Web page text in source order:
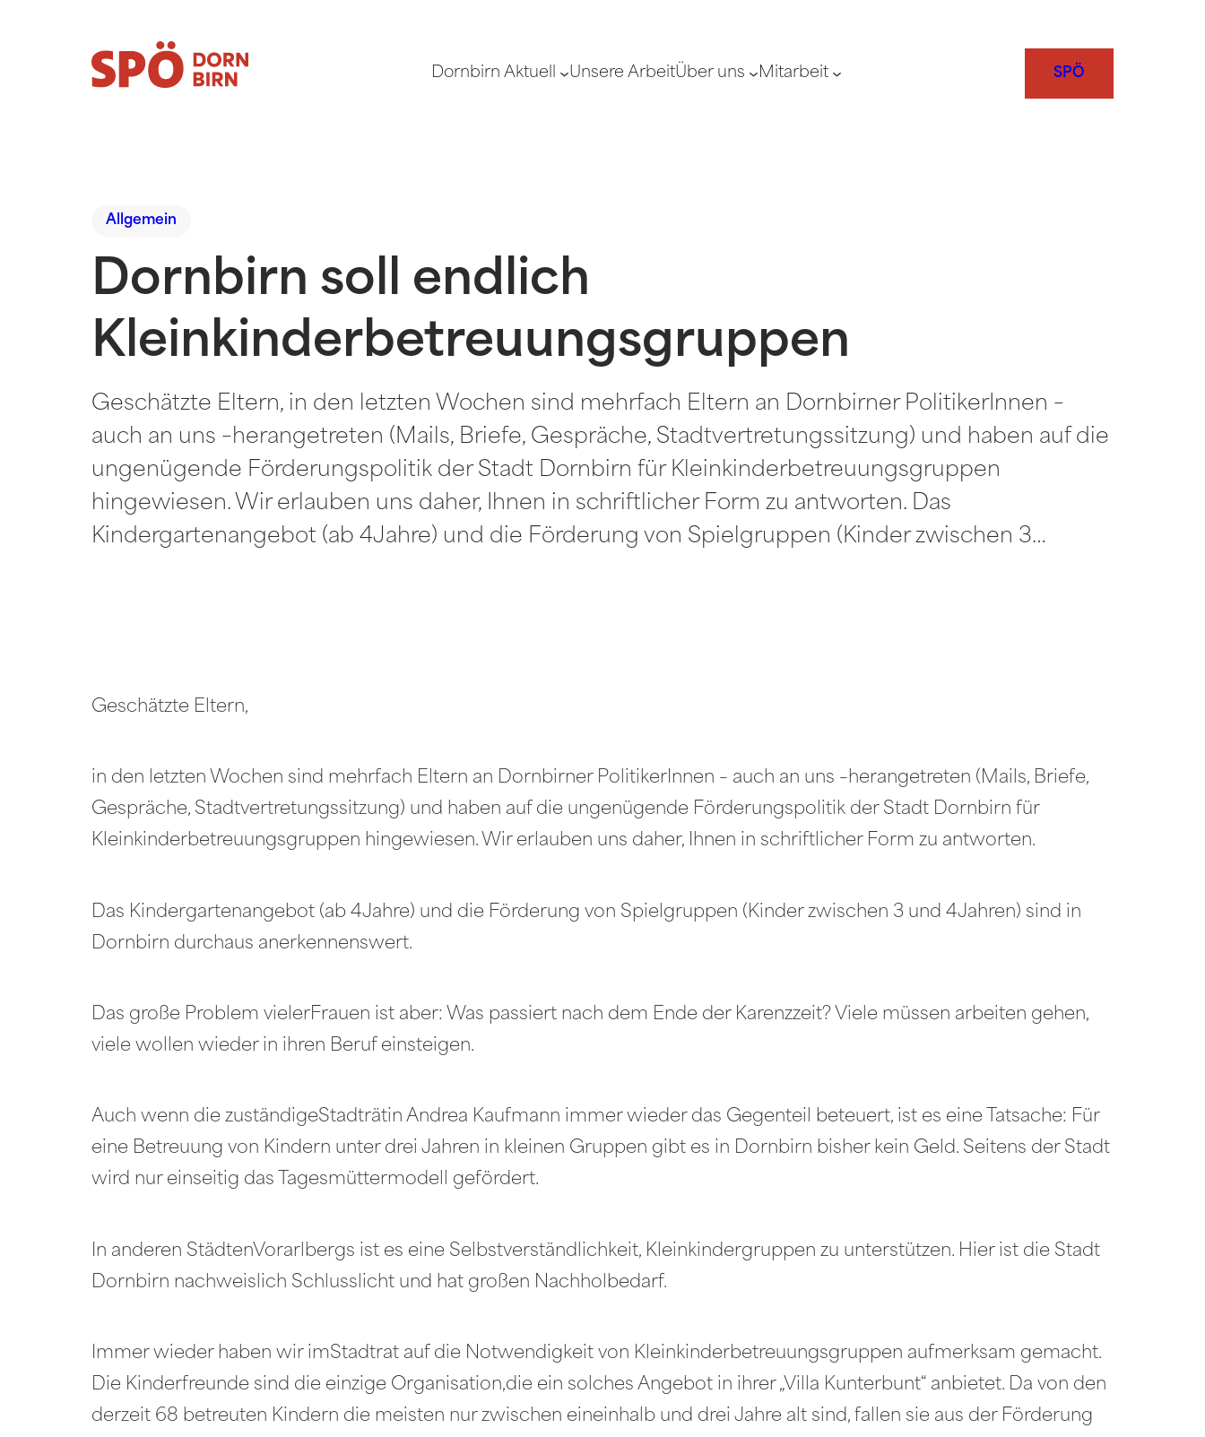
Dornbirn Aktuell Unsere ArbeitÜber uns Mitarbeit SPÖ
Allgemein
Dornbirn soll endlich
Kleinkinderbetreuungsgruppen
Geschätzte Eltern, in den letzten Wochen sind mehrfach Eltern an Dornbirner PolitikerInnen –
auch an uns –herangetreten (Mails, Briefe, Gespräche, Stadtvertretungssitzung) und haben auf die
ungenügende Förderungspolitik der Stadt Dornbirn für Kleinkinderbetreuungsgruppen
hingewiesen. Wir erlauben uns daher, Ihnen in schriftlicher Form zu antworten. Das
Kindergartenangebot (ab 4Jahre) und die Förderung von Spielgruppen (Kinder zwischen 3…
Geschätzte Eltern,
in den letzten Wochen sind mehrfach Eltern an Dornbirner PolitikerInnen – auch an uns –herangetreten (Mails, Briefe,
Gespräche, Stadtvertretungssitzung) und haben auf die ungenügende Förderungspolitik der Stadt Dornbirn für
Kleinkinderbetreuungsgruppen hingewiesen. Wir erlauben uns daher, Ihnen in schriftlicher Form zu antworten.
Das Kindergartenangebot (ab 4Jahre) und die Förderung von Spielgruppen (Kinder zwischen 3 und 4Jahren) sind in
Dornbirn durchaus anerkennenswert.
Das große Problem vielerFrauen ist aber: Was passiert nach dem Ende der Karenzzeit? Viele müssen arbeiten gehen,
viele wollen wieder in ihren Beruf einsteigen.
Auch wenn die zuständigeStadträtin Andrea Kaufmann immer wieder das Gegenteil beteuert, ist es eine Tatsache: Für
eine Betreuung von Kindern unter drei Jahren in kleinen Gruppen gibt es in Dornbirn bisher kein Geld. Seitens der Stadt
wird nur einseitig das Tagesmüttermodell gefördert.
In anderen StädtenVorarlbergs ist es eine Selbstverständlichkeit, Kleinkindergruppen zu unterstützen. Hier ist die Stadt
Dornbirn nachweislich Schlusslicht und hat großen Nachholbedarf.
Immer wieder haben wir imStadtrat auf die Notwendigkeit von Kleinkinderbetreuungsgruppen aufmerksam gemacht.
Die Kinderfreunde sind die einzige Organisation,die ein solches Angebot in ihrer „Villa Kunterbunt“ anbietet. Da von den
derzeit 68 betreuten Kindern die meisten nur zwischen eineinhalb und drei Jahre alt sind, fallen sie aus der Förderung